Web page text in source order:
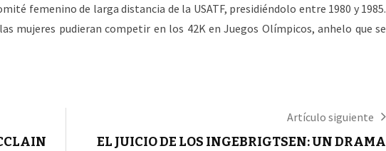
femenino de larga distancia de la USATF, presidiéndolo entre 1980 y 1985.
mujeres pudieran competir en los 42K en Juegos Olímpicos, anhelo que se
Artículo siguiente
EL JUICIO DE LOS INGEBRIGTSEN: UN DRAMA